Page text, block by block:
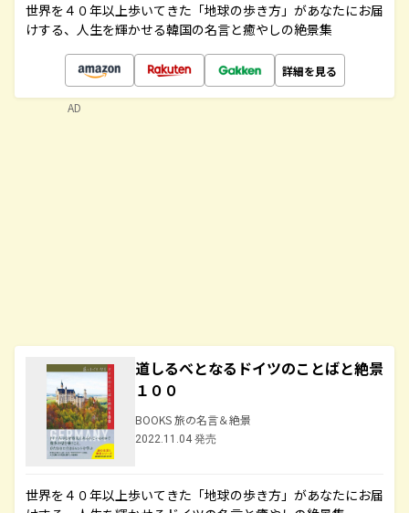
世界を４０年以上歩いてきた「地球の歩き方」があなたにお届
けする、人生を輝かせる韓国の名言と癒やしの絶景集
詳細を見る
道しるべとなるドイツのことばと絶景
１００
BOOKS 旅の名言＆絶景
2022.11.04 発売
世界を４０年以上歩いてきた「地球の歩き方」があなたにお届
AD